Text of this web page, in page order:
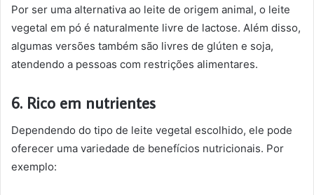
Por ser uma alternativa ao leite de origem animal, o leite
vegetal em pó é naturalmente livre de lactose. Além disso,
algumas versões também são livres de glúten e soja,
atendendo a pessoas com restrições alimentares.
6. Rico em nutrientes
Dependendo do tipo de leite vegetal escolhido, ele pode
oferecer uma variedade de benefícios nutricionais. Por
exemplo: